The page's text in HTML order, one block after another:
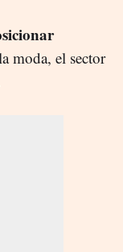
moda, el sector